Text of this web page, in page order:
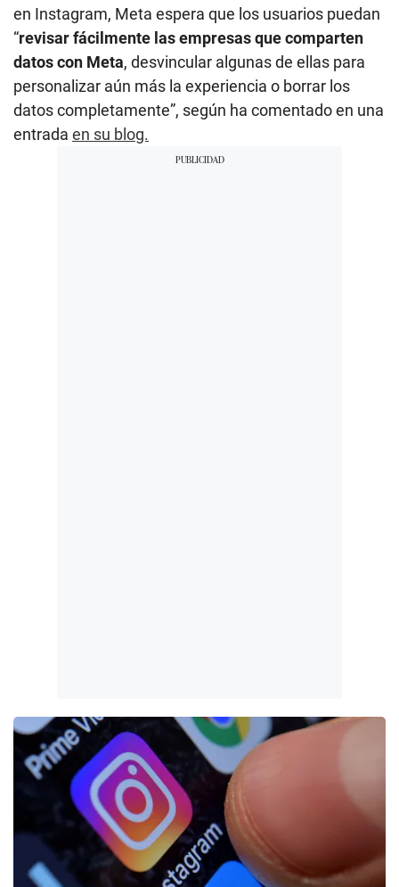
en Instagram, Meta espera que los usuarios puedan
“revisar fácilmente las empresas que comparten
datos con Meta, desvincular algunas de ellas para
personalizar aún más la experiencia o borrar los
datos completamente”, según ha comentado en una
entrada en su blog.